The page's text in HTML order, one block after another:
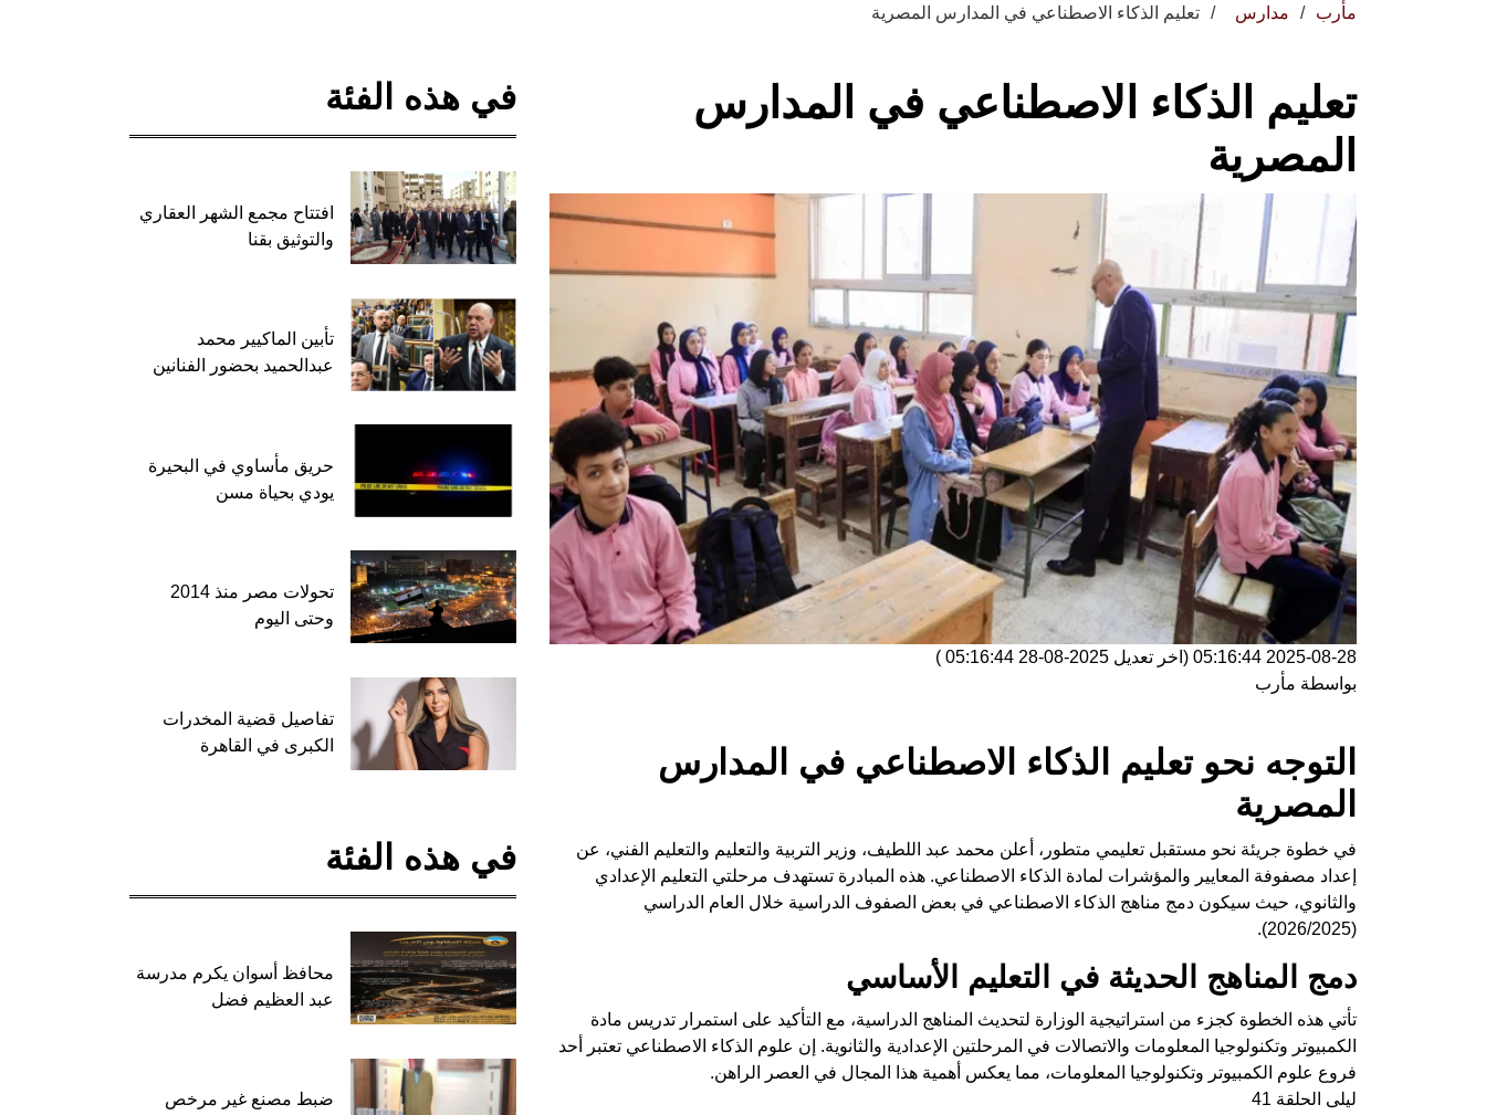
مأرب مدارس تعليم الذكاء الاصطناعي في المدارس المصرية
تعليم الذكاء الاصطناعي في المدارس
المصرية
2025-08-28 05:16:44 (اخر تعديل 2025-08-28 05:16:44
)
بواسطة مأرب
التوجه نحو تعليم الذكاء الاصطناعي في المدارس
المصرية
في خطوة جريئة نحو مستقبل تعليمي متطور، أعلن محمد عبد اللطيف، وزير التربية والتعليم والتعليم الفني، عن
إعداد مصفوفة المعايير والمؤشرات لمادة الذكاء الاصطناعي. هذه المبادرة تستهدف مرحلتي التعليم الإعدادي
والثانوي، حيث سيكون دمج مناهج الذكاء الاصطناعي في بعض الصفوف الدراسية خلال العام الدراسي
(2026/2025).
دمج المناهج الحديثة في التعليم الأساسي
تأتي هذه الخطوة كجزء من استراتيجية الوزارة لتحديث المناهج الدراسية، مع التأكيد على استمرار تدريس مادة
الكمبيوتر وتكنولوجيا المعلومات والاتصالات في المرحلتين الإعدادية والثانوية. إن علوم الذكاء الاصطناعي تعتبر أحد
فروع علوم الكمبيوتر وتكنولوجيا المعلومات، مما يعكس أهمية هذا المجال في العصر الراهن.
ليلى الحلقة 41
في هذه الفئة
افتتاح مجمع الشهر العقاري
والتوثيق بقنا
تأبين الماكيير محمد
عبدالحميد بحضور الفنانين
حريق مأساوي في البحيرة
يودي بحياة مسن
تحولات مصر منذ 2014
وحتى اليوم
تفاصيل قضية المخدرات
الكبرى في القاهرة
في هذه الفئة
محافظ أسوان يكرم مدرسة
عبد العظيم فضل
ضبط مصنع غير مرخص